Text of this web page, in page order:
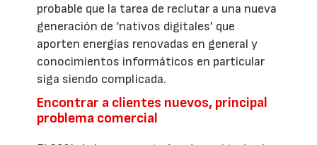
probable que la tarea de reclutar a una nueva
generación de ‘nativos digitales’ que
aporten energías renovadas en general y
conocimientos informáticos en particular
siga siendo complicada.
Encontrar a clientes nuevos, principal
problema comercial